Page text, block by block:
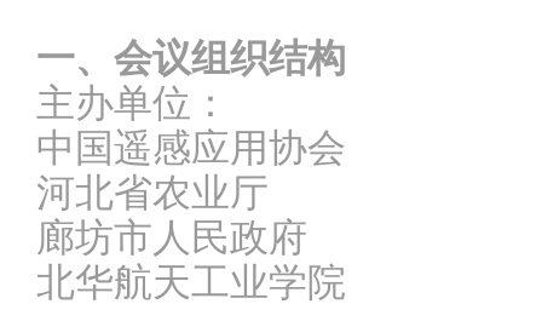
一、会议组织结构
主办单位：
中国遥感应用协会
河北省农业厅
廊坊市人民政府
北华航天工业学院